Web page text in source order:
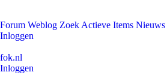
Forum Weblog Zoek Actieve Items Nieuws
Inloggen
fok.nl
Inloggen